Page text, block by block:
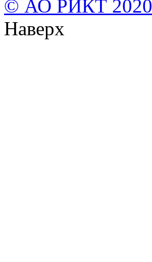
© АО РИКТ 2020
Наверх